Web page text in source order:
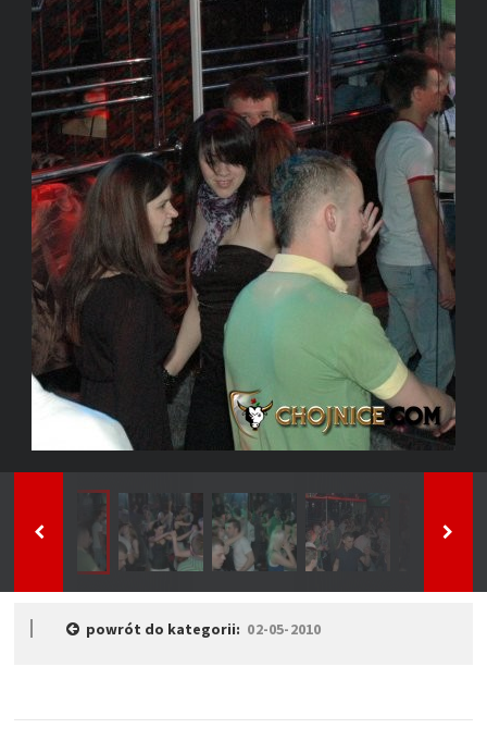
powrót do kategorii: 02-05-2010